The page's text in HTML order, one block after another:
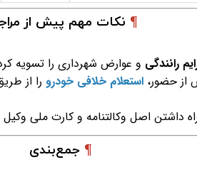
¶ نکات مهم پیش از
رانندگی و عوارض شهرداری را تسویه
از حضور، استعلام خلافی خودرو
داشتن اصل وکالتنامه و کارت ملی
¶جمع‌بندی